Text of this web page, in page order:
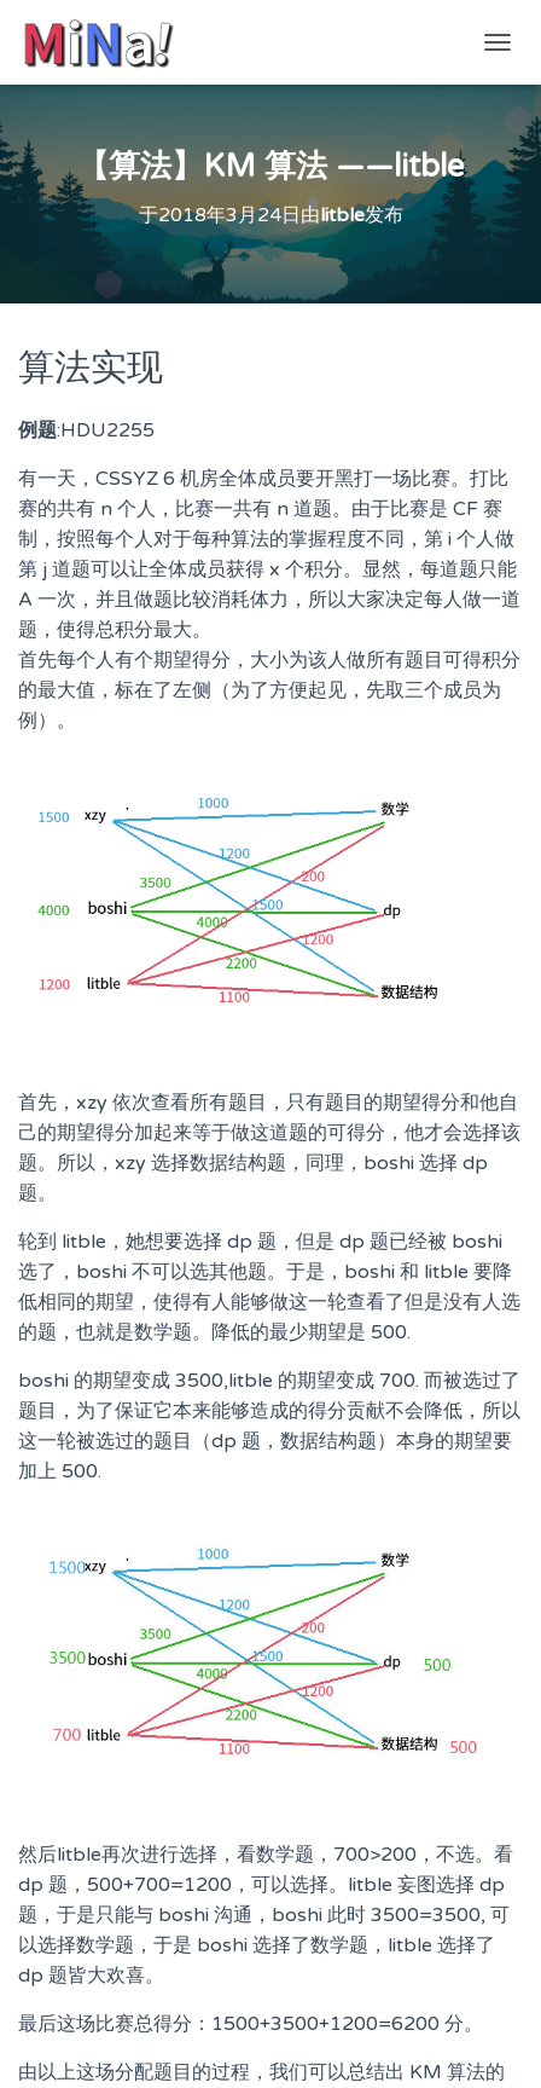
换
【算法】KM 算法 ——litble
于2018年3月24日由litble发布
算法实现
例题:HDU2255
有一天，CSSYZ 6 机房全体成员要开黑打一场比赛。打比
赛的共有 n 个人，比赛一共有 n 道题。由于比赛是 CF 赛
制，按照每个人对于每种算法的掌握程度不同，第 i 个人做
第 j 道题可以让全体成员获得 x 个积分。显然，每道题只能
A 一次，并且做题比较消耗体力，所以大家决定每人做一道
题，使得总积分最大。
首先每个人有个期望得分，大小为该人做所有题目可得积分
的最大值，标在了左侧（为了方便起见，先取三个成员为
例）。
首先，xzy 依次查看所有题目，只有题目的期望得分和他自
己的期望得分加起来等于做这道题的可得分，他才会选择该
题。所以，xzy 选择数据结构题，同理，boshi 选择 dp
题。
轮到 litble，她想要选择 dp 题，但是 dp 题已经被 boshi
选了，boshi 不可以选其他题。于是，boshi 和 litble 要降
低相同的期望，使得有人能够做这一轮查看了但是没有人选
的题，也就是数学题。降低的最少期望是 500.
boshi 的期望变成 3500,litble 的期望变成 700. 而被选过了
题目，为了保证它本来能够造成的得分贡献不会降低，所以
这一轮被选过的题目（dp 题，数据结构题）本身的期望要
加上 500.
然后litble再次进行选择，看数学题，700>200，不选。看
dp 题，500+700=1200，可以选择。litble 妄图选择 dp
题，于是只能与 boshi 沟通，boshi 此时 3500=3500, 可
以选择数学题，于是 boshi 选择了数学题，litble 选择了
dp 题皆大欢喜。
最后这场比赛总得分：1500+3500+1200=6200 分。
由以上这场分配题目的过程，我们可以总结出 KM 算法的